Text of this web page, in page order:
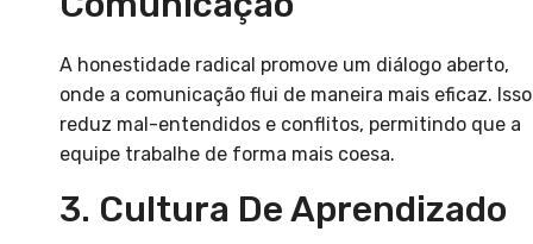
A honestidade radical promove um diálogo aberto,
onde a comunicação flui de maneira mais eficaz. Isso
reduz mal-entendidos e conflitos, permitindo que a
equipe trabalhe de forma mais coesa.
3. Cultura De Aprendizado